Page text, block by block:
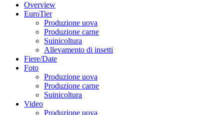
Overview
EuroTier
Produzione uova
Produzione carne
Suinicoltura
Allevamento di insetti
Fiere/Date
Foto
Produzione uova
Produzione carne
Suinicoltura
Video
Produzione uova